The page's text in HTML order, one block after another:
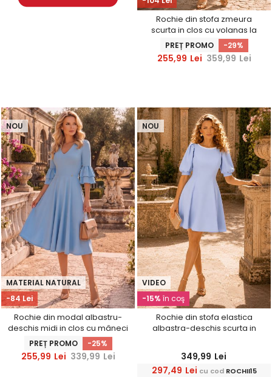
Rochie din stofa zmeura
scurta in clos cu volanas la
baza fustei- StarShinerS
PREȚ PROMO -29%
255,99 Lei 359,99 Lei
-84 Lei
MATERIAL NATURAL
NOU
Rochie din modal albastru-
deschis midi in clos cu mâneci
tip clopot - StarShinerS
PREȚ PROMO -25%
255,99 Lei 339,99 Lei
-15% în coş
VIDEO
NOU
Rochie din stofa elastica
albastra-deschis scurta in
dantela - StarShinerS
349,99 Lei
297,49 Lei cu cod ROCHII15